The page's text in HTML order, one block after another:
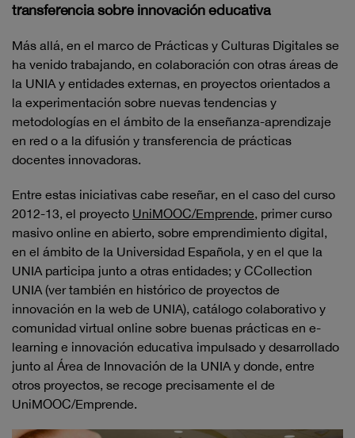
transferencia sobre innovación educativa
Más allá, en el marco de Prácticas y Culturas Digitales se
ha venido trabajando, en colaboración con otras áreas de
la UNIA y entidades externas, en proyectos orientados a
la experimentación sobre nuevas tendencias y
metodologías en el ámbito de la enseñanza-aprendizaje
en red o a la difusión y transferencia de prácticas
docentes innovadoras.
Entre estas iniciativas cabe reseñar, en el caso del curso
2012-13, el proyecto UniMOOC/Emprende, primer curso
masivo online en abierto, sobre emprendimiento digital,
en el ámbito de la Universidad Española, y en el que la
UNIA participa junto a otras entidades; y CCollection
UNIA (ver también en histórico de proyectos de
innovación en la web de UNIA), catálogo colaborativo y
comunidad virtual online sobre buenas prácticas en e-
learning e innovación educativa impulsado y desarrollado
junto al Área de Innovación de la UNIA y donde, entre
otros proyectos, se recoge precisamente el de
UniMOOC/Emprende.